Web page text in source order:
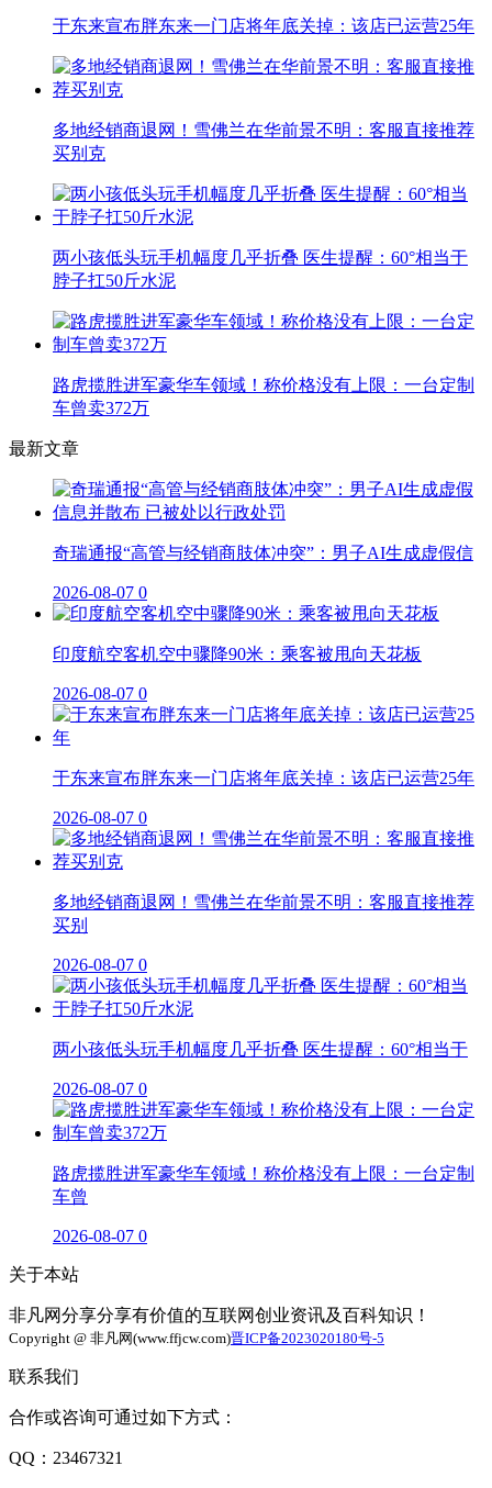
于东来宣布胖东来一门店将年底关掉：该店已运营25年
多地经销商退网！雪佛兰在华前景不明：客服直接推荐
买别克
两小孩低头玩手机幅度几乎折叠 医生提醒：60°相当于
脖子扛50斤水泥
路虎揽胜进军豪华车领域！称价格没有上限：一台定制
车曾卖372万
最新文章
奇瑞通报“高管与经销商肢体冲突”：男子AI生成虚假信
2026-08-07 0
印度航空客机空中骤降90米：乘客被甩向天花板
2026-08-07 0
于东来宣布胖东来一门店将年底关掉：该店已运营25年
2026-08-07 0
多地经销商退网！雪佛兰在华前景不明：客服直接推荐
买别
2026-08-07 0
两小孩低头玩手机幅度几乎折叠 医生提醒：60°相当于
2026-08-07 0
路虎揽胜进军豪华车领域！称价格没有上限：一台定制
车曾
2026-08-07 0
关于本站
非凡网分享分享有价值的互联网创业资讯及百科知识！
Copyright @ 非凡网(www.ffjcw.com)晋ICP备2023020180号-5
联系我们
合作或咨询可通过如下方式：
QQ：23467321